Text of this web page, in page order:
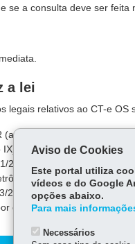
se a consulta deve ser feita
a lei
legais relativos ao CT-e OS
(a legislação referente aos
IX) - Implementa o Ajuste
2014 (revoga a NPF nº
(DF-e)
2016 - Dispõe sobre a
contribuintes paranaenses
Aviso de Cookies
Este portal utiliza
vídeos e do Google
opções abaixo.
Para mais
Necessários